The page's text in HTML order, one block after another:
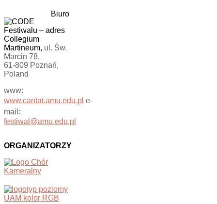
Biuro
Festiwalu – adres
Collegium
Martineum, ul. Św.
Marcin 78,
61-809 Poznań,
Poland
www:
www.cantat.amu.edu.pl e-
mail:
festiwal@amu.edu.pl
ORGANIZATORZY